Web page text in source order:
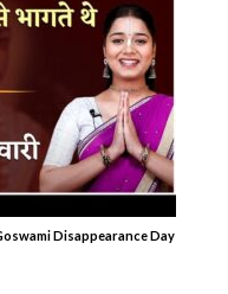
Goswami Disappearance Day